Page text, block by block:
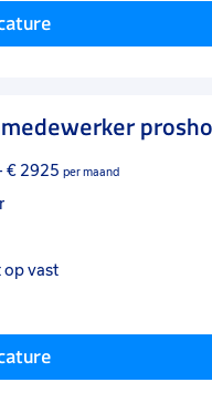
€ 2925 per maand
op vast